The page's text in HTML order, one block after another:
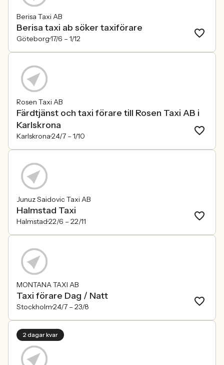
Berisa Taxi AB
Berisa taxi ab söker taxiförare
Göteborg17/6 – 1/12
Rosen Taxi AB
Färdtjänst och taxi förare till Rosen Taxi AB i
Karlskrona
Karlskrona24/7 – 1/10
Junuz Saidovic Taxi AB
Halmstad Taxi
Halmstad22/6 – 22/11
MONTANA TAXI AB
Taxi förare Dag / Natt
Stockholm24/7 – 23/8
2 dagar kvar